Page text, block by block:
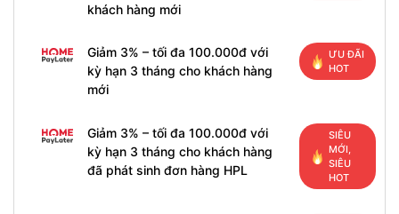
khách hàng mới
Giảm 3% – tối đa 100.000đ với
kỳ hạn 3 tháng cho khách hàng
mới
ƯU ĐÃI
HOT
Giảm 3% – tối đa 100.000đ với
kỳ hạn 3 tháng cho khách hàng
đã phát sinh đơn hàng HPL
SIÊU
MỚI,
SIÊU
HOT